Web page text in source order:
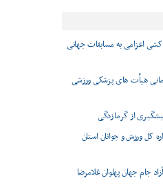
اعزامی به مسابقات جهانی
هیأت های پزشکی ورزشی
از گرمازدگی
کل ورزش و جوانان استان
جام جهان پهلوان غلامرضا